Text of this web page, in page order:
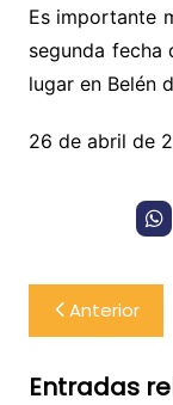
Es importante
segunda fecha
lugar en Belén
26 de abril de
de
entradas
Anterior
Entradas